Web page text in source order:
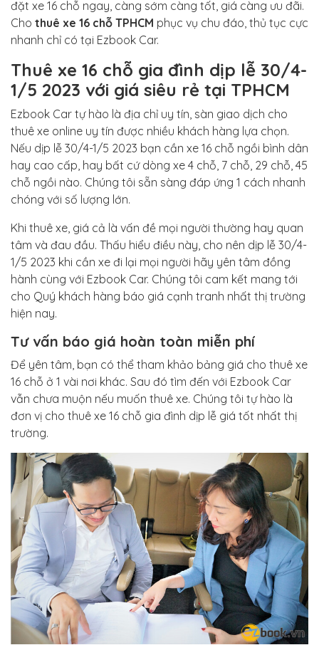
đặt xe 16 chỗ ngay, càng sớm càng tốt, giá càng ưu đãi.
Cho thuê xe 16 chỗ TPHCM phục vụ chu đáo, thủ tục cực
nhanh chỉ có tại Ezbook Car.
Thuê xe 16 chỗ gia đình dịp lễ 30/4-
1/5 2023 với giá siêu rẻ tại TPHCM
Ezbook Car tự hào là địa chỉ uy tín, sàn giao dịch cho
thuê xe online uy tín được nhiều khách hàng lựa chọn.
Nếu dịp lễ 30/4-1/5 2023 bạn cần xe 16 chỗ ngồi bình dân
hay cao cấp, hay bất cứ dòng xe 4 chỗ, 7 chỗ, 29 chỗ, 45
chỗ ngồi nào. Chúng tôi sẵn sàng đáp ứng 1 cách nhanh
chóng với số lượng lớn.
Khi thuê xe, giá cả là vấn đề mọi người thường hay quan
tâm và đau đầu. Thấu hiểu điều này, cho nên dịp lễ 30/4-
1/5 2023 khi cần xe đi lại mọi người hãy yên tâm đồng
hành cùng với Ezbook Car. Chúng tôi cam kết mang tới
cho Quý khách hàng báo giá cạnh tranh nhất thị trường
hiện nay.
Tư vấn báo giá hoàn toàn miễn phí
Để yên tâm, bạn có thể tham khảo bảng giá cho thuê xe
16 chỗ ở 1 vài nơi khác. Sau đó tìm đến với Ezbook Car
vẫn chưa muộn nếu muốn thuê xe. Chúng tôi tự hào là
đơn vị cho thuê xe 16 chỗ gia đình dịp lễ giá tốt nhất thị
trường.